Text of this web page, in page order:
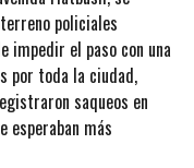
policiales
impedir el paso con una
por toda la ciudad,
saqueos en
esperaban más